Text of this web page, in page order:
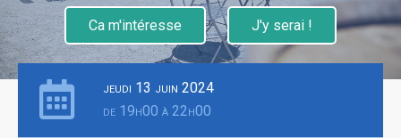
Ca m'intéresse J'y serai !
jeudi 13 juin 2024
de 19h00 à 22h00